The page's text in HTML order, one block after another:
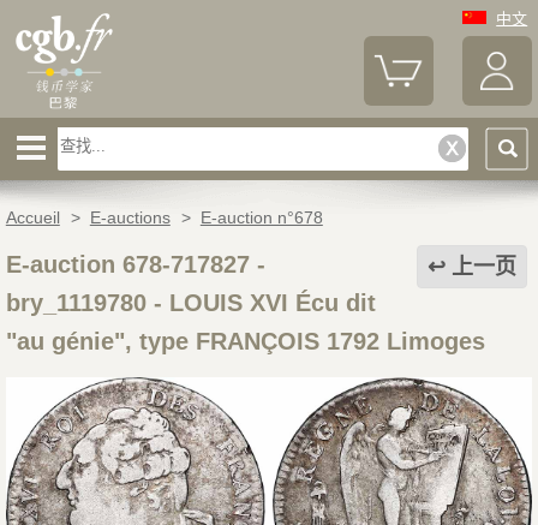
中文
Accueil > E-auctions > E-auction n°678
上一页
E-auction 678-717827 -
bry_1119780- LOUIS XVI Écu dit
"au génie", type FRANÇOIS 1792 Limoges